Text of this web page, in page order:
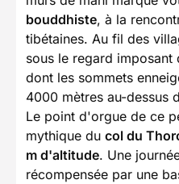
bouddhiste, à la
tibétaines. Au fil des
sous le regard imposant
dont les sommets
4000 mètres au-dessus
Le point d'orgue de ce
mythique du col du
m d'altitude. Une
récompensée par une